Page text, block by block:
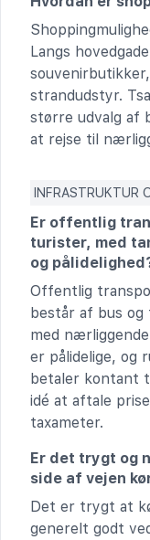
Langs
strandudstyr.
større udvalg af
at rejse til
INFRASTRUKTUR
Er offentlig
turister, med
og
Offentlig
består af bus og
med
er pålidelige, og
betaler kontant
idé at aftale
taxameter.
Er det trygt og
side af vejen
Det er trygt at
generelt godt